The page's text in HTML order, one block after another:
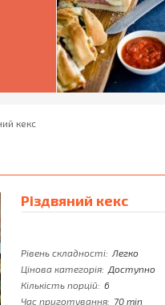
кекс
Різдвяний кекс
Рівень складності: Легко
Цінова категорія: Доступно
Кількість порцій: 6
Час приготування: 70 min